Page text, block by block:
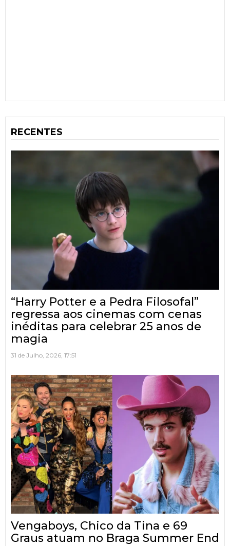
RECENTES
“Harry Potter e a Pedra Filosofal”
regressa aos cinemas com cenas
inéditas para celebrar 25 anos de
magia
31 de Julho, 2026, 17:51
Vengaboys, Chico da Tina e 69
Graus atuam no Braga Summer End